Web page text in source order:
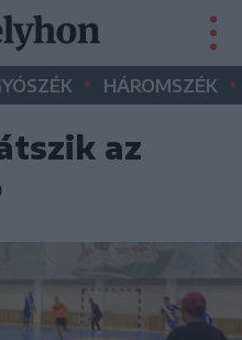
• HÁROMSZÉK •
az